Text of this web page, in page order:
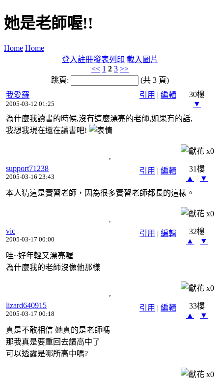
她是老師喔!!
Home Home
登入註冊發表列印 載入圖片
<< 1 2 3 >>
跳頁:
(共 3 頁)
引用 | 編輯
我愛羅
2005-03-12 01:25
30樓
▼
為什麼我讀書的時候,沒有這麼漂亮的老師,如果有的話,
我想我現在還在讀書吧!
x0
引用 | 編輯
support71238
2005-03-16 23:43
31樓
▲
▼
本人猜這是實習老師，因為很多實習老師都長的這樣。
x0
引用 | 編輯
vic
2005-03-17 00:00
32樓
▲
▼
哇~好年輕又漂亮喔
為什麼我的老師沒像他那樣
x0
引用 | 編輯
lizard640915
2005-03-17 00:18
33樓
▲
▼
真是不敢相信 她真的是老師嗎
那我真是要重回去讀高中了
可以透露是哪所高中嗎?
x0